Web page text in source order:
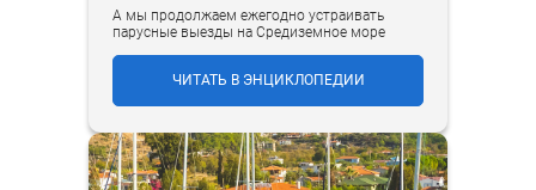
А мы продолжаем ежегодно устраивать
парусные выезды на Средиземное море
ЧИТАТЬ В ЭНЦИКЛОПЕДИИ